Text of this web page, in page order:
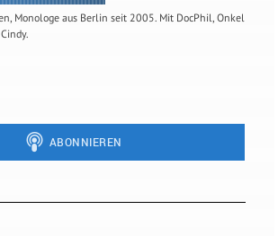
Monologe aus Berlin seit 2005. Mit DocPhil, Onkel